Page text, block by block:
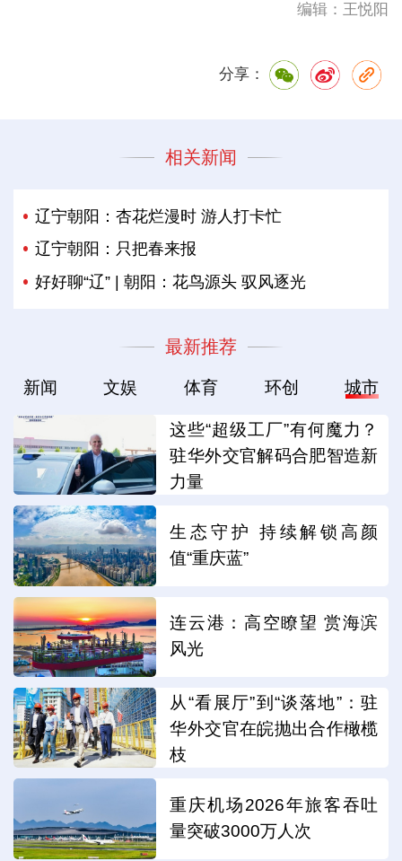
编辑：王悦阳
分享：
相关新闻
辽宁朝阳：杏花烂漫时 游人打卡忙
辽宁朝阳：只把春来报
好好聊“辽” | 朝阳：花鸟源头 驭风逐光
最新推荐
新闻 文娱 体育 环创 城市
这些“超级工厂”有何魔力？
驻华外交官解码合肥智造新
力量
生态守护 持续解锁高颜
值“重庆蓝”
连云港：高空瞭望 赏海滨
风光
从“看展厅”到“谈落地”：驻
华外交官在皖抛出合作橄榄
枝
重庆机场2026年旅客吞吐
量突破3000万人次